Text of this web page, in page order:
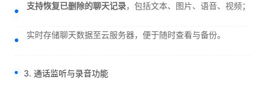
支持恢复已删除的聊天记录，包括文本、图片、语音、视频；
实时存储聊天数据至云服务器，便于随时查看与备份。
3. 通话监听与录音功能